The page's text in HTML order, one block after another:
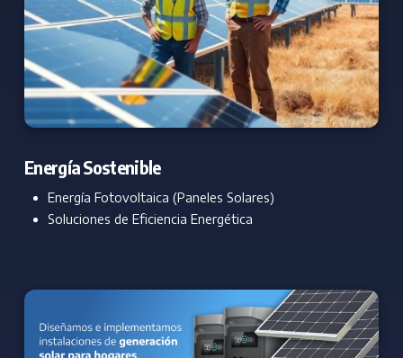
Energía Sostenible
Energía Fotovoltaica (Paneles Solares)
Soluciones de Eficiencia Energética